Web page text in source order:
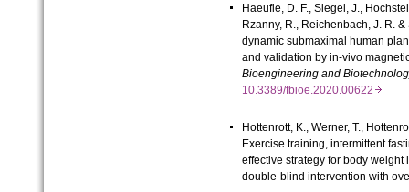
Haeufle, D. F., Siegel, J.,
Rzanny, R., Reichenbach, J. R.
dynamic submaximal human
and validation by in-vivo
Bioengineering and
10.3389/fbioe.2020.00622
Hottenrott, K., Werner, T.,
Exercise training, intermittent
effective strategy for body
double-blind intervention with